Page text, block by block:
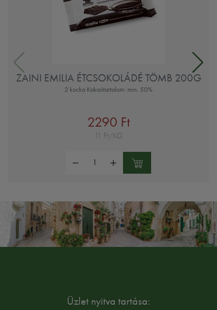
ZAINI EMILIA ÉTCSOKOLÁDÉ TÖMB 200G
2 kocka Kakaótartalom: min. 50%
2290 Ft
11 Ft/KG
Üzlet nyitva tartása: